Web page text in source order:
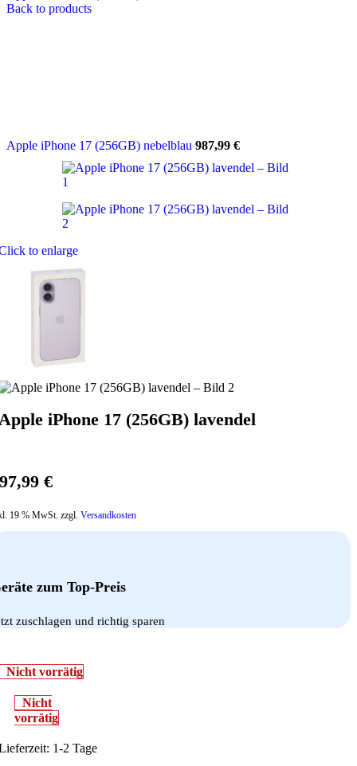
Back to products
Apple iPhone 17 (256GB) nebelblau 987,99 €
to enlarge
iPhone 17 (256GB) lavendel
€
19 % MwSt. zzgl. Versandkosten
zum Top-Preis
zuschlagen und richtig sparen
Nicht vorrätig
Nicht
vorrätig
1-2 Tage